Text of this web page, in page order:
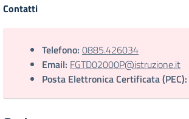
Contatti
Telefono: 0885.426034
Email: FGTD02000P@istruzione.it
Posta Elettronica Certificata (PEC):